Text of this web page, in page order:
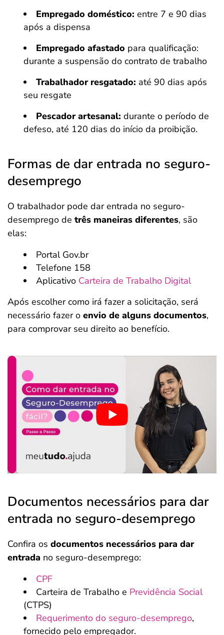
Empregado doméstico: entre 7 e 90 dias
após a dispensa
Empregado afastado para qualificação:
durante a suspensão do contrato de trabalho
Trabalhador resgatado: até 90 dias após
seu resgate
Pescador artesanal: durante o período de
defeso, até 120 dias do início da proibição.
Formas de dar entrada no seguro-
desemprego
O trabalhador pode dar entrada no seguro-
desemprego de três maneiras diferentes, são
elas:
Portal Gov.br
Telefone 158
Aplicativo Carteira de Trabalho Digital
Após escolher como irá fazer a solicitação, será
necessário fazer o envio de alguns documentos,
para comprovar seu direito ao benefício.
Documentos necessários para dar
entrada no seguro-desemprego
Confira os documentos necessários para dar
entrada no seguro-desemprego:
CPF
Carteira de Trabalho e Previdência Social
(CTPS)
Requerimento do seguro-desemprego,
fornecido pelo empregador.